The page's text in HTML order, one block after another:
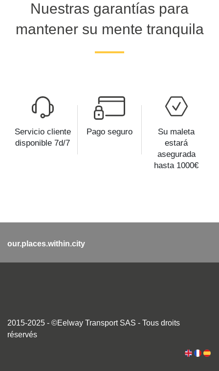
Nuestras garantías para
mantener su mente tranquila
Servicio cliente
disponible 7d/7
Pago seguro
Su maleta
estará
asegurada
hasta 1000€
our.places.within.city
2015-2025 - ©Eelway Transport SAS - Tous droits
réservés